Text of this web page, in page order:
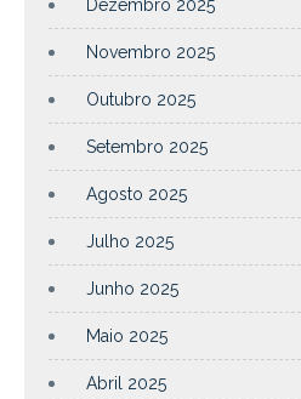
Dezembro 2025
Novembro 2025
Outubro 2025
Setembro 2025
Agosto 2025
Julho 2025
Junho 2025
Maio 2025
Abril 2025